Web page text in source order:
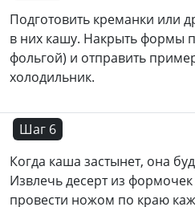
Подготовить креманки или
в них кашу. Накрыть формы
фольгой) и отправить
холодильник.
Шаг 6
Когда каша застынет, она
Извлечь десерт из
провести ножом по краю